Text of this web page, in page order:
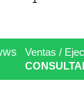
Ventas /